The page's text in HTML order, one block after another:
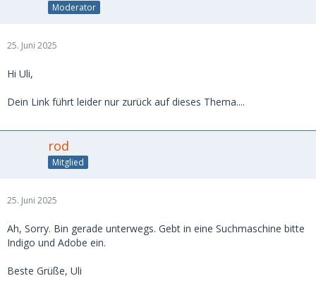
Moderator
25. Juni 2025
Hi Uli,
Dein Link führt leider nur zurück auf dieses Thema....
rod
Mitglied
25. Juni 2025
Ah, Sorry. Bin gerade unterwegs. Gebt in eine Suchmaschine bitte
Indigo und Adobe ein.
Beste Grüße, Uli